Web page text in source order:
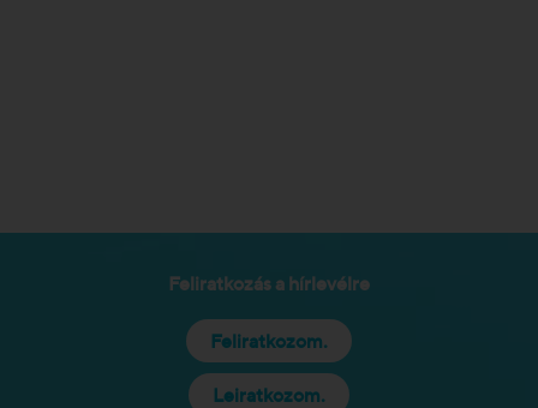
Feliratkozás a hírlevélre
Feliratkozom.
Leiratkozom.